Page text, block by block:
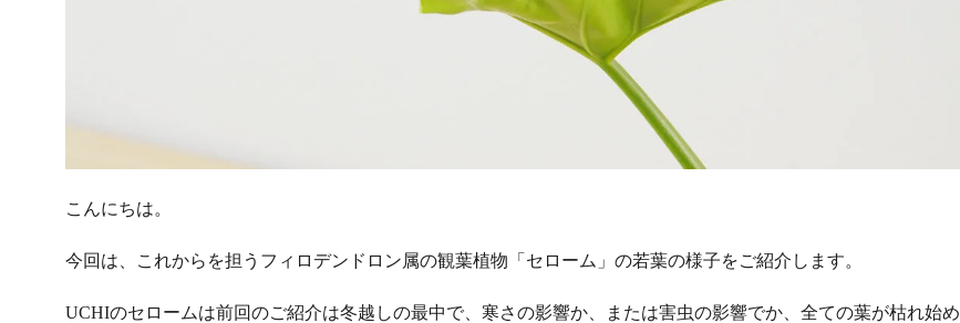
こんにちは。
今回は、これからを担うフィロデンドロン属の観葉植物「セローム」の若葉の様子をご紹介します。
UCHIのセロームは前回のご紹介は冬越しの最中で、寒さの影響か、または害虫の影響でか、全ての葉が枯れ始め